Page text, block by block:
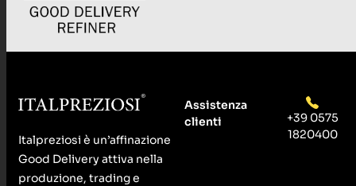
Italpreziosi è un’affinazione
Good Delivery attiva nella
produzione, trading e
Assistenza
clienti
+39 0575
1820400